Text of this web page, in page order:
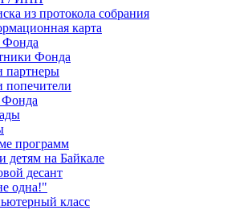
из протокола собрания
карта
Фонда
Фонда
партнеры
Фонда
программ
детям на Байкале
десант
одна!"
класс